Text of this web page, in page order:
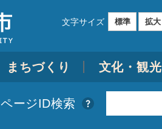
文字サイズ 標準 拡大
まちづくり 文化・観光
ページID検索